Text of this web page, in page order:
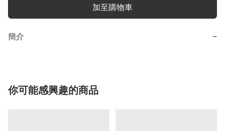
加至購物車
簡介 −
你可能感興趣的商品